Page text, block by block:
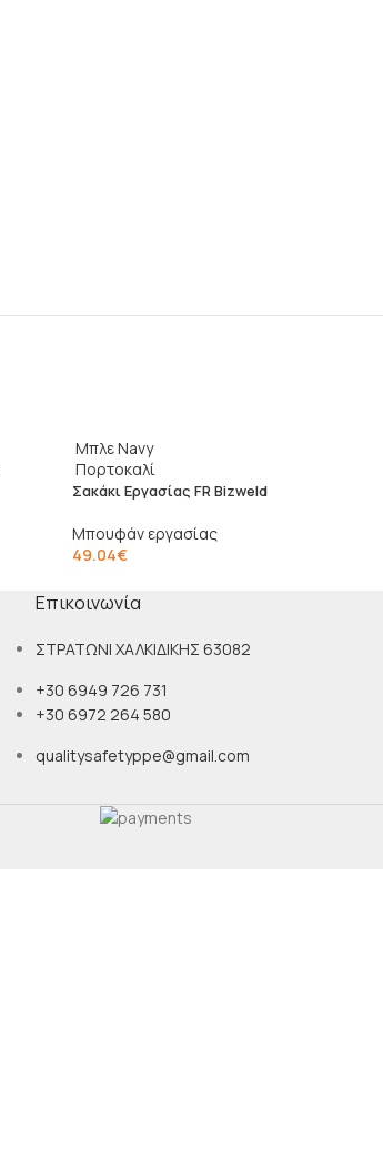
Μπλε Navy
Πορτοκαλί
Σακάκι Εργασίας FR Bizweld
Μπουφάν εργασίας
49.04€
Επικοινωνία
ΣΤΡΑΤΩΝΙ ΧΑΛΚΙΔΙΚΗΣ 63082
+30 6949 726 731
+30 6972 264 580
qualitysafetyppe@gmail.com